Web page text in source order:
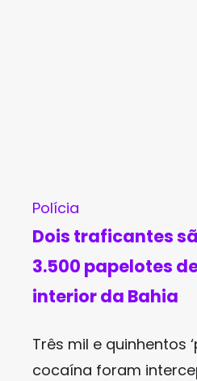
Polícia
Dois traficantes
3.500 papelotes
interior da Bahia
Três mil e quinhentos
cocaína foram